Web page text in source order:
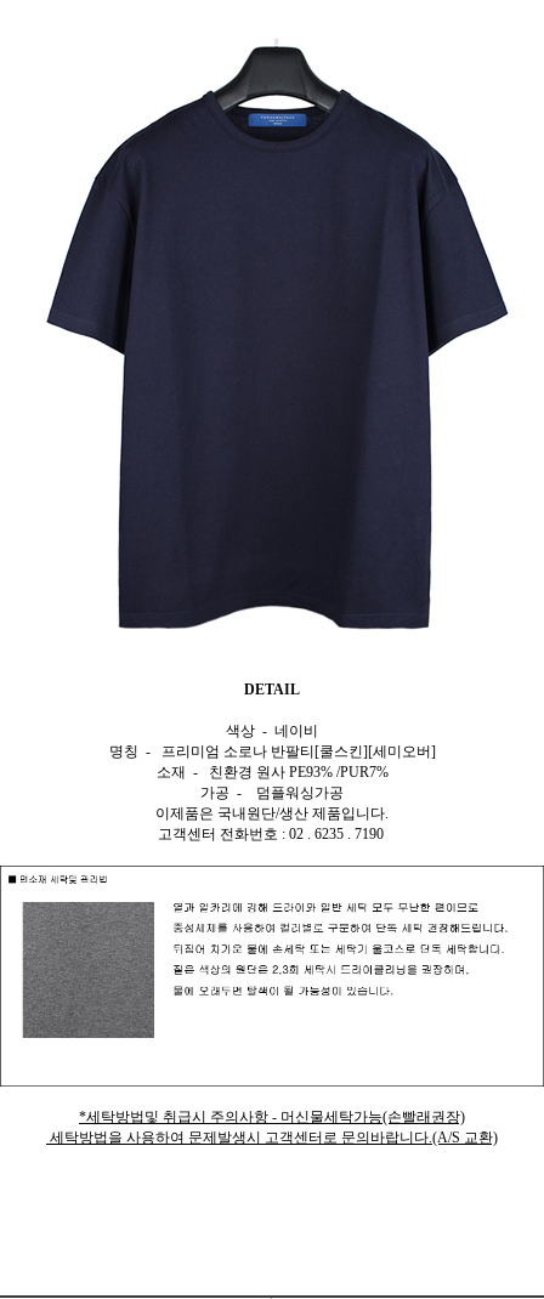
DETAIL
색상 - 네이비
명칭 - 프리미엄 소로나 반팔티[쿨스킨][세미오버]
소재 - 친환경 원사 PE93% /PUR7%
가공 - 덤플워싱가공
이제품은 국내원단/생산 제품입니다.
고객센터 전화번호 : 02 . 6235 . 7190
*세탁방법및 취급시 주의사항 - 머신물세탁가능(손빨래권장)
세탁방법을 사용하여 문제발생시 고객센터로 문의바랍니다.(A/S 교환)